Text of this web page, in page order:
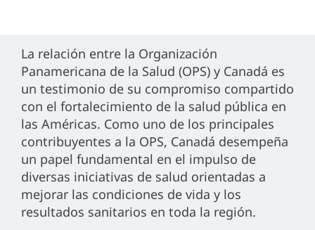
La relación entre la Organización
Panamericana de la Salud (OPS) y Canadá es
un testimonio de su compromiso compartido
con el fortalecimiento de la salud pública en
las Américas. Como uno de los principales
contribuyentes a la OPS, Canadá desempeña
un papel fundamental en el impulso de
diversas iniciativas de salud orientadas a
mejorar las condiciones de vida y los
resultados sanitarios en toda la región.